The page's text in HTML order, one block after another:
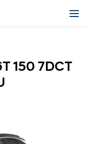
150 7DCT